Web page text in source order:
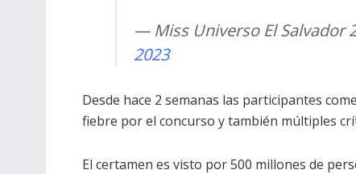
— Miss Universo El Salvador
2023
Desde hace 2 semanas las participantes
fiebre por el concurso y también múltiples
El certamen es visto por 500 millones de